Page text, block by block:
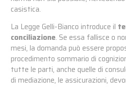
casistica.
La Legge Gelli-Bianco introduce il
conciliazione. Se essa fallisce o
mesi, la domanda può essere
procedimento sommario di
tutte le parti, anche quelle di
di mediazione, le assicurazioni,